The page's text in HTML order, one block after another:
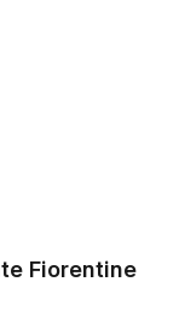
Fiorentine